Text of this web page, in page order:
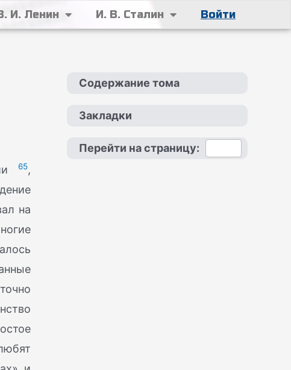
И. Ленин И. В. Сталин Войти
65,
на
Содержание тома
Закладки
Перейти на страницу: